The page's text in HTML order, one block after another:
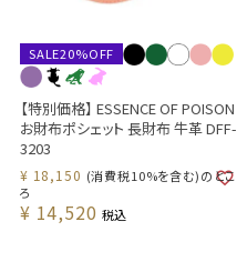
SALE20%OFF
【特別価格】 ESSENCE OF POISON
お財布ポシェット 長財布 牛革 DFF-
3203
¥ 18,150 (消費税10%を含む)のとこ
ろ
¥ 14,520 税込